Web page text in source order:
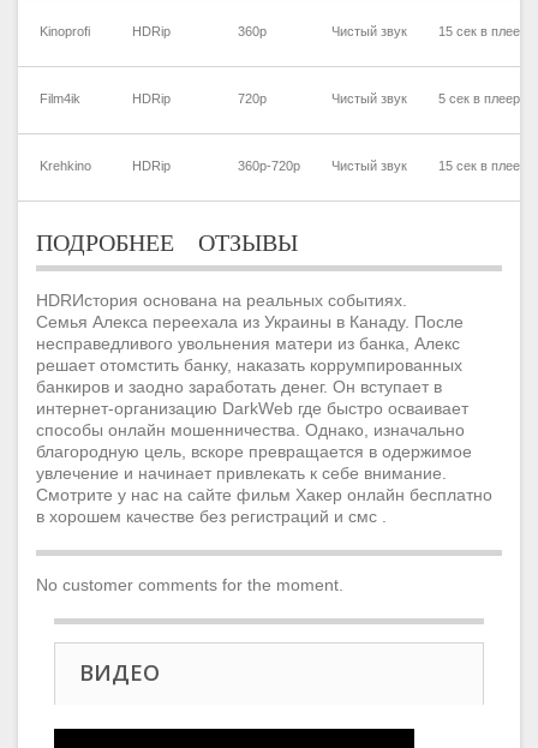
Kinoprofi HDRip 360p Чистый звук 15 сек в
Film4ik HDRip 720p Чистый звук 5 сек в плеере
Krehkino HDRip 360p-720p Чистый звук 15 сек в
ПОДРОБНЕЕ ОТЗЫВЫ
HDRИстория основана на реальных событиях.
Семья Алекса переехала из Украины в Канаду. После
несправедливого увольнения матери из банка, Алекс
решает отомстить банку, наказать коррумпированных
банкиров и заодно заработать денег. Он вступает в
интернет-организацию DarkWeb где быстро осваивает
способы онлайн мошенничества. Однако, изначально
благородную цель, вскоре превращается в одержимое
увлечение и начинает привлекать к себе внимание.
Смотрите у нас на сайте фильм Хакер онлайн бесплатно
в хорошем качестве без регистраций и смс .
No customer comments for the moment.
ВИДЕО